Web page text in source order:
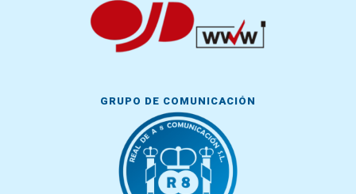
GRUPO DE COMUNICACIÓN